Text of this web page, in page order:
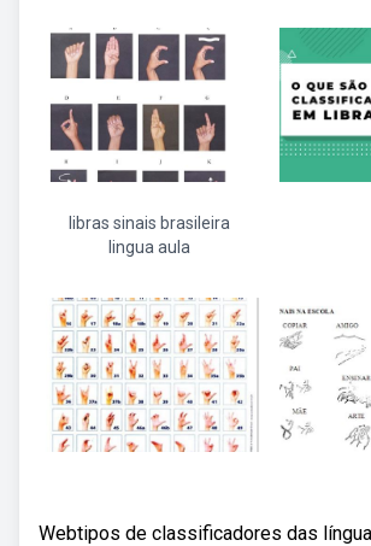
libras sinais brasileira
lingua aula
Webtipos de classificadores das